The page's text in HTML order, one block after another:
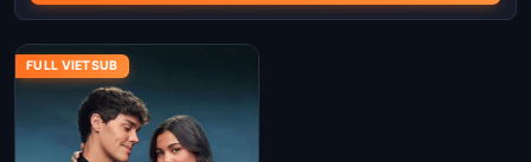
FULL VIETSUB